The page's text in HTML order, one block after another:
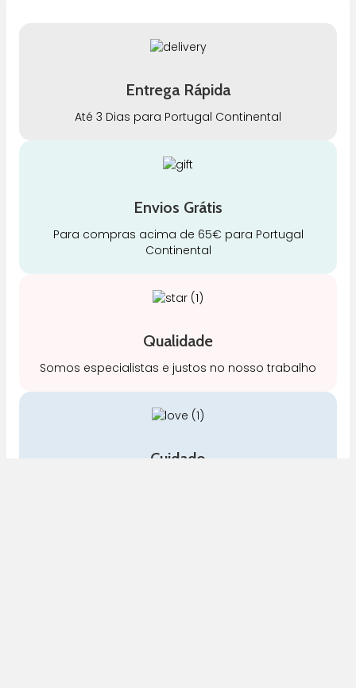
Entrega Rápida
Até 3 Dias para Portugal Continental
Envios Grátis
Para compras acima de 65€ para Portugal
Continental
Qualidade
Somos especialistas e justos no nosso trabalho
Cuidado